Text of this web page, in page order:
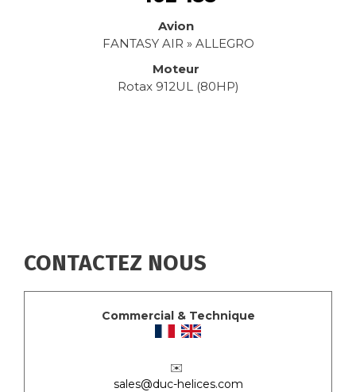
Avion
FANTASY AIR » ALLEGRO
Moteur
Rotax 912UL (80HP)
CONTACTEZ NOUS
Commercial & Technique
✉️
sales@duc-helices.com